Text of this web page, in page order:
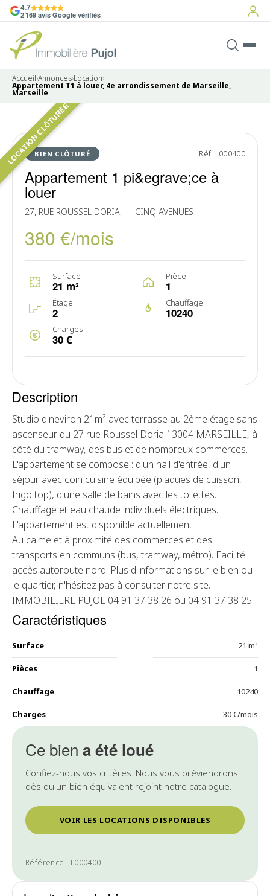
4.7
2 169 avis Google vérifiés
Accueil›Annonces›Location›
Appartement T1 à louer, 4e arrondissement de Marseille,
Marseille
LOCATION CLÔTURÉE
BIEN CLÔTURÉ Réf. L000400
Appartement 1 pi&egrave;ce à
louer
27, RUE ROUSSEL DORIA, — CINQ AVENUES
380 €/mois
Surface
21 m²
Pièce
1
Étage
2
Chauffage
10240
Charges
30 €
Ce bien a été loué
Confiez-nous vos critères. Nous vous préviendrons
dès qu'un bien équivalent rejoint notre catalogue.
VOIR LES LOCATIONS DISPONIBLES
Référence : L000400
Pas de photo disponible
LOUÉ
Description
Studio d'neviron 21m² avec terrasse au 2ème étage sans
ascenseur du 27 rue Roussel Doria 13004 MARSEILLE, à
côté du tramway, des bus et de nombreux commerces.
L'appartement se compose : d'un hall d'entrée, d'un
séjour avec coin cuisine équipée (plaques de cuisson,
frigo top), d'une salle de bains avec les toilettes.
Chauffage et eau chaude individuels électriques.
L'appartement est disponible actuellement.
Au calme et à proximité des commerces et des
transports en communs (bus, tramway, métro). Facilité
accès autoroute nord. Plus d'informations sur le bien ou
le quartier, n'hésitez pas à consulter notre site.
IMMOBILIERE PUJOL 04 91 37 38 26 ou 04 91 37 38 25.
Caractéristiques
Surface 21 m²
Pièces 1
Chauffage 10240
Charges 30 €/mois